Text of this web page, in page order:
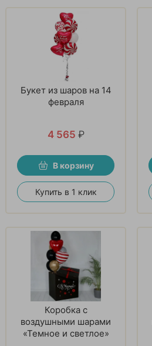
Букет из шаров на 14
февраля
4 565 ₽
В корзину
Купить в 1 клик
Коробка с
воздушными шарами
«Темное и светлое»